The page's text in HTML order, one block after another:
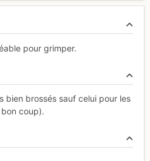
pour grimper.
bien brossés sauf celui pour les
coup).